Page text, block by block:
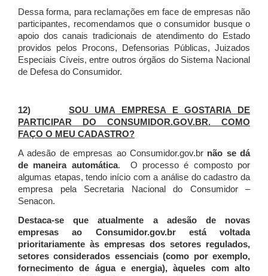
Dessa forma, para reclamações em face de empresas não
participantes, recomendamos que o consumidor busque o
apoio dos canais tradicionais de atendimento do Estado
providos pelos Procons, Defensorias Públicas, Juizados
Especiais Cíveis, entre outros órgãos do Sistema Nacional
de Defesa do Consumidor.
12) SOU UMA EMPRESA E GOSTARIA DE
PARTICIPAR DO CONSUMIDOR.GOV.BR. COMO
FAÇO O MEU CADASTRO?
A adesão de empresas ao Consumidor.gov.br não se dá
de maneira automática. O processo é composto por
algumas etapas, tendo início com a análise do cadastro da
empresa pela Secretaria Nacional do Consumidor –
Senacon.
Destaca-se que atualmente a adesão de novas
empresas ao Consumidor.gov.br está voltada
prioritariamente às empresas dos setores regulados,
setores considerados essenciais (como por exemplo,
fornecimento de água e energia), àqueles com alto